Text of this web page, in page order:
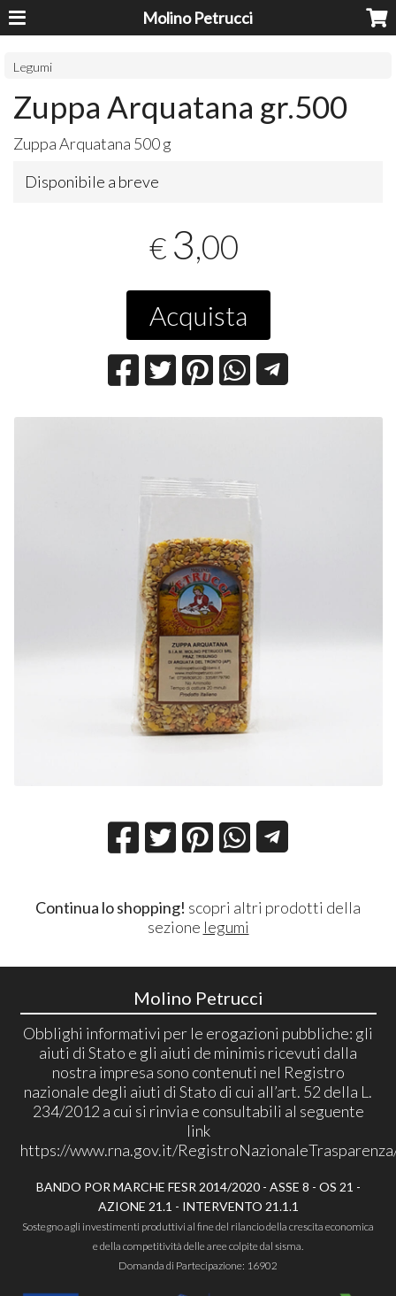
Molino Petrucci
Legumi
Zuppa Arquatana gr.500
Zuppa Arquatana 500 g
Disponibile a breve
€ 3,00
Acquista
Continua lo shopping! scopri altri prodotti della
sezione legumi
Molino Petrucci
Obblighi informativi per le erogazioni pubbliche: gli
aiuti di Stato e gli aiuti de minimis ricevuti dalla
nostra impresa sono contenuti nel Registro
nazionale degli aiuti di Stato di cui all’art. 52 della L.
234/2012 a cui si rinvia e consultabili al seguente
link
https://www.rna.gov.it/
BANDO POR MARCHE FESR 2014/2020 - ASSE 8 - OS 21 -
AZIONE 21.1 - INTERVENTO 21.1.1
Sostegno agli investimenti produttivi al fine del rilancio della crescita economica
e della competitività delle aree colpite dal sisma.
Domanda di Partecipazione: 16902